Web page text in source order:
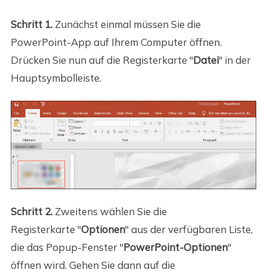
Schritt 1.Zunächst einmal müssen Sie die
PowerPoint-App auf Ihrem Computer öffnen.
Drücken Sie nun auf die Registerkarte "Datei" in der
Hauptsymbolleiste.
Schritt 2.Zweitens wählen Sie die
Registerkarte "Optionen" aus der verfügbaren Liste,
die das Popup-Fenster "PowerPoint-Optionen"
öffnen wird. Gehen Sie dann auf die